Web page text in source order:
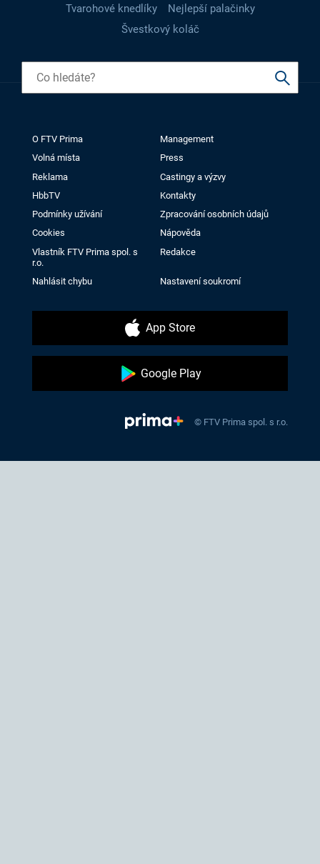
Tvarohové knedlíky
Nejlepší palačinky
Švestkový koláč
O FTV Prima
Management
Volná místa
Press
Reklama
Castingy a výzvy
HbbTV
Kontakty
Podmínky užívání
Zpracování osobních údajů
Cookies
Nápověda
Vlastník FTV Prima spol. s
r.o.
Redakce
Nahlásit chybu Nastavení soukromí
App Store
Google Play
© FTV Prima spol. s r.o.